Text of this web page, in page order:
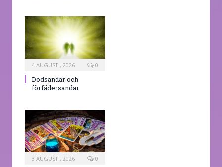
4 AUGUSTI, 2026 0
Dödsandar och
förfädersandar
3 AUGUSTI, 2026 0